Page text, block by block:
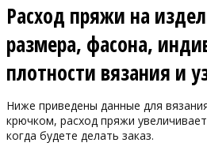
Расход пряжи на
размера, фасона,
плотности вязания и
Ниже приведены данные для
крючком, расход пряжи
когда будете делать заказ.